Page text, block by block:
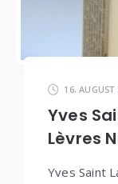
16. AUGUST
Yves
Lèvres
Yves Saint